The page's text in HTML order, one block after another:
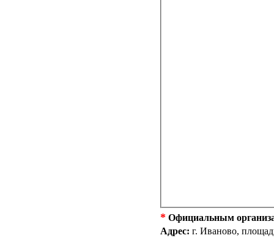
* Официальным
Адрес: г. Иваново,